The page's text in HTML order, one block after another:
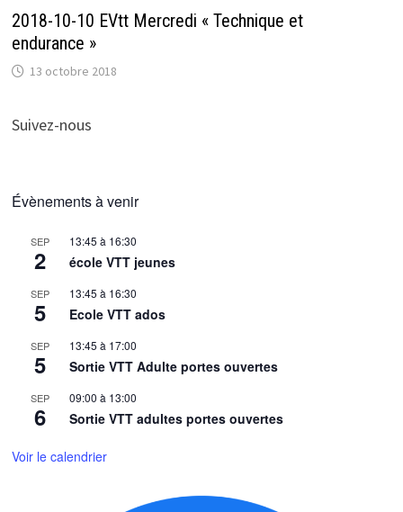
2018-10-10 EVtt Mercredi « Technique et
endurance »
13 octobre 2018
Suivez-nous
Évènements à venir
SEP
2
13:45 à 16:30
école VTT jeunes
SEP
5
13:45 à 16:30
Ecole VTT ados
SEP
5
13:45 à 17:00
Sortie VTT Adulte portes ouvertes
SEP
6
09:00 à 13:00
Sortie VTT adultes portes ouvertes
Voir le calendrier